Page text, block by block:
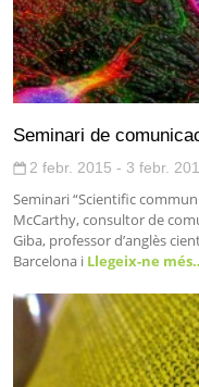
Seminari de
2 febr. 2015 - 3 febr.
Seminari “Scientific
McCarthy, consultor de
Giba, professor d’anglès
Barcelona i Llegeix-ne